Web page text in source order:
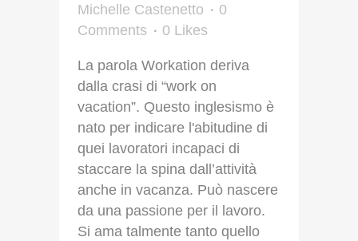
Michelle Castenetto
0
Comments
0 Likes
La parola Workation deriva
dalla crasi di “work on
vacation”. Questo inglesismo è
nato per indicare l'abitudine di
quei lavoratori incapaci di
staccare la spina dall’attività
anche in vacanza. Può nascere
da una passione per il lavoro.
Si ama talmente tanto quello